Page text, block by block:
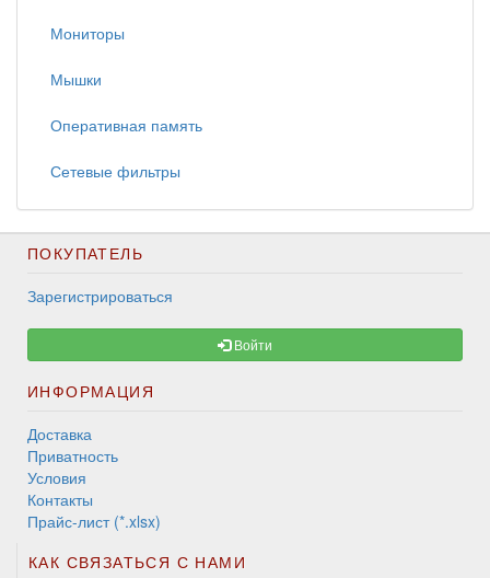
Мониторы
Мышки
Оперативная память
Сетевые фильтры
ПОКУПАТЕЛЬ
Зарегистрироваться
Войти
ИНФОРМАЦИЯ
Доставка
Приватность
Условия
Контакты
Прайс-лист (*.xlsx)
КАК СВЯЗАТЬСЯ С НАМИ